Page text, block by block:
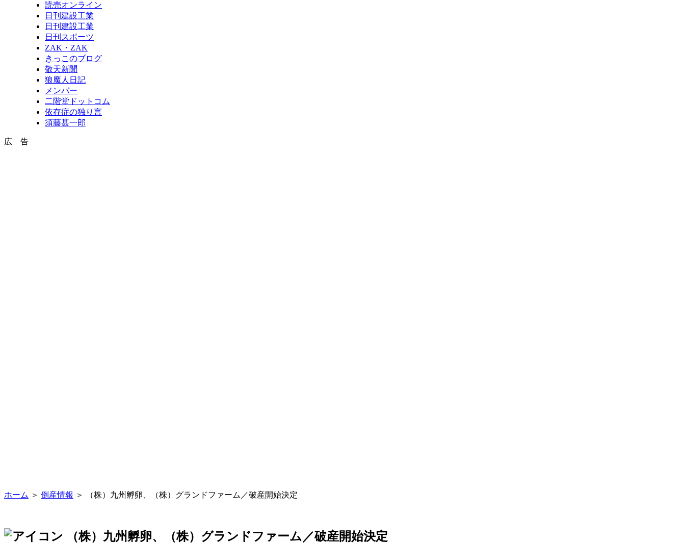
読売オンライン
日刊建設工業
日刊建設工業
日刊スポーツ
ZAK・ZAK
きっこのブログ
敬天新聞
狼魔人日記
メンバー
二階堂ドットコム
依存症の独り言
須藤甚一郎
広 告
ホーム ＞ 倒産情報 ＞ （株）九州孵卵、（株）グランドファーム／破産開始決定
（株）九州孵卵、（株）グランドファーム／破産開始決定